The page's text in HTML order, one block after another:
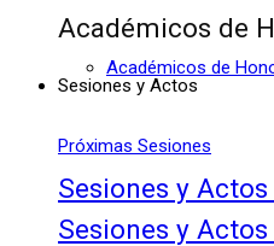
Académicos de
Académicos de
Sesiones y Actos
Próximas Sesiones
Sesiones y
Sesiones y